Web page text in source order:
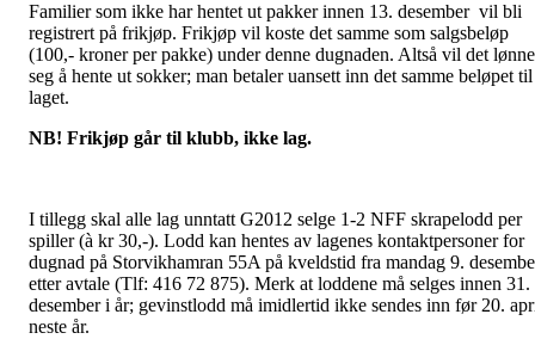
Familier som ikke har hentet ut pakker innen 13. desember vil bli
registrert på frikjøp. Frikjøp vil koste det samme som salgsbeløp
(100,- kroner per pakke) under denne dugnaden. Altså vil det lønne
seg å hente ut sokker; man betaler uansett inn det samme beløpet til
laget.
NB! Frikjøp går til klubb, ikke lag.
I tillegg skal alle lag unntatt G2012 selge 1-2 NFF skrapelodd per
spiller (à kr 30,-). Lodd kan hentes av lagenes kontaktpersoner for
dugnad på Storvikhamran 55A på kveldstid fra mandag 9.
etter avtale (Tlf: 416 72 875). Merk at loddene må selges innen 31.
desember i år; gevinstlodd må imidlertid ikke sendes inn før 20.
neste år.